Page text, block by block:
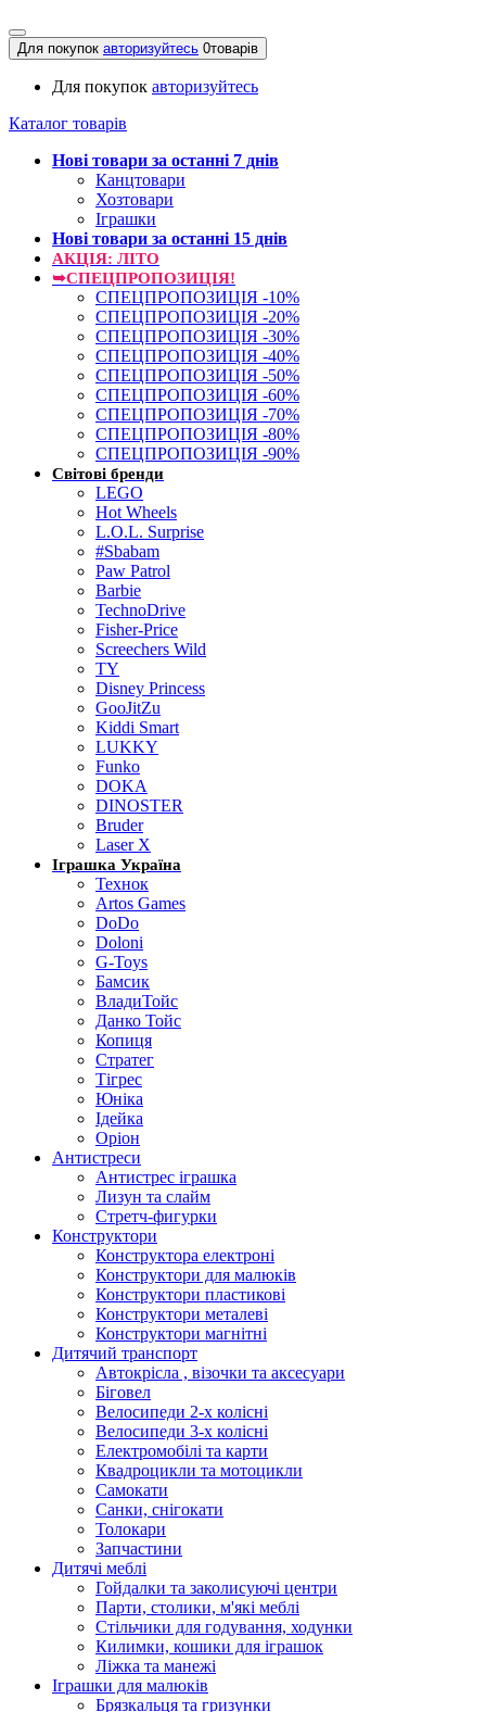
Для покупок авторизуйтесь 0товарів
Для покупок авторизуйтесь
Каталог товарів
Нові товари за останнi 7 днiв
Канцтовари
Хозтовари
Іграшки
Нові товари за останнi 15 днiв
АКЦІЯ: ЛІТО
➥СПЕЦПРОПОЗИЦІЯ!
СПЕЦПРОПОЗИЦІЯ -10%
СПЕЦПРОПОЗИЦІЯ -20%
СПЕЦПРОПОЗИЦІЯ -30%
СПЕЦПРОПОЗИЦІЯ -40%
СПЕЦПРОПОЗИЦІЯ -50%
СПЕЦПРОПОЗИЦІЯ -60%
СПЕЦПРОПОЗИЦІЯ -70%
СПЕЦПРОПОЗИЦІЯ -80%
СПЕЦПРОПОЗИЦІЯ -90%
Світові бренди
LEGO
Hot Wheels
L.O.L. Surprise
#Sbabam
Paw Patrol
Barbie
TechnoDrive
Fisher-Price
Screechers Wild
TY
Disney Princess
GooJitZu
Kiddi Smart
LUKKY
Funko
DOKA
DINOSTER
Bruder
Laser X
Іграшка Україна
Технок
Artos Games
DoDo
Doloni
G-Toys
Бамсик
ВладиТойс
Данко Тойс
Копиця
Стратег
Тігрес
Юніка
Ідейка
Оріон
Антистреси
Антистрес іграшка
Лизун та слайм
Стретч-фигурки
Конструктори
Конструктора електроні
Конструктори для малюків
Конструктори пластикові
Конструктори металеві
Конструктори магнітні
Дитячий транспорт
Автокрісла , візочки та аксесуари
Біговел
Велосипеди 2-х колісні
Велосипеди 3-х колісні
Електромобілі та карти
Квадроцикли та мотоцикли
Самокати
Санки, снігокати
Толокари
Запчастини
Дитячі меблі
Гойдалки та заколисуючі центри
Парти, столики, м'які меблі
Стільчики для годування, ходунки
Килимки, кошики для іграшок
Ліжка та манежі
Іграшки для малюків
Брязкальця та гризунки